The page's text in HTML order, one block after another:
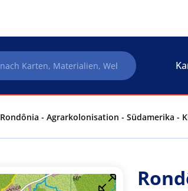
Rondônia - Agrarkolonisation - Südamerika -